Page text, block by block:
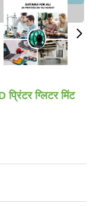
प्रिंटर ग्लिटर मिंट